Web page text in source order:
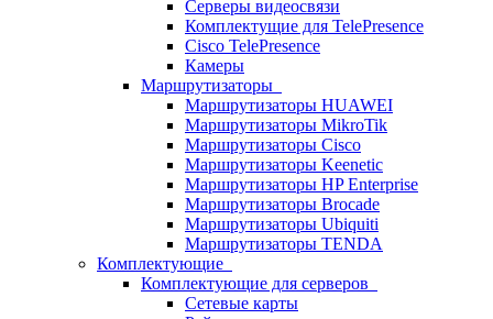
Серверы видеосвязи
Комплектущие для TelePresence
Cisco TelePresence
Камеры
Маршрутизаторы
Маршрутизаторы HUAWEI
Маршрутизаторы MikroTik
Маршрутизаторы Cisco
Маршрутизаторы Keenetic
Маршрутизаторы HP Enterprise
Маршрутизаторы Brocade
Маршрутизаторы Ubiquiti
Маршрутизаторы TENDA
Комплектующие
Комплектующие для серверов
Сетевые карты